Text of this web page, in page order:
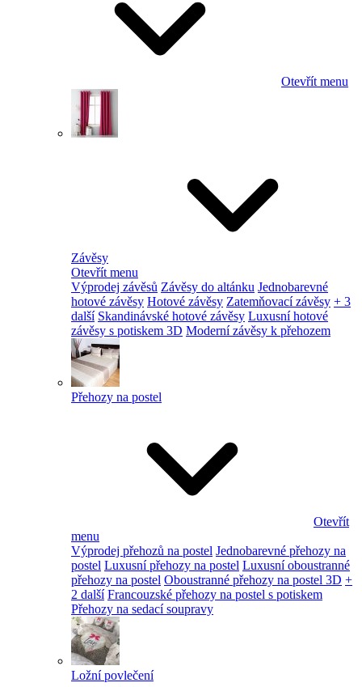
Otevřít menu
Závěsy
Otevřít menu
Výprodej závěsů Závěsy do altánku Jednobarevné
hotové závěsy Hotové závěsy Zatemňovací závěsy + 3
další Skandinávské hotové závěsy Luxusní hotové
závěsy s potiskem 3D Moderní závěsy k přehozem
Přehozy na postel
Otevřít
menu
Výprodej přehozů na postel Jednobarevné přehozy na
postel Luxusní přehozy na postel Luxusní oboustranné
přehozy na postel Oboustranné přehozy na postel 3D +
2 další Francouzské přehozy na postel s potiskem
Přehozy na sedací soupravy
Ložní povlečení